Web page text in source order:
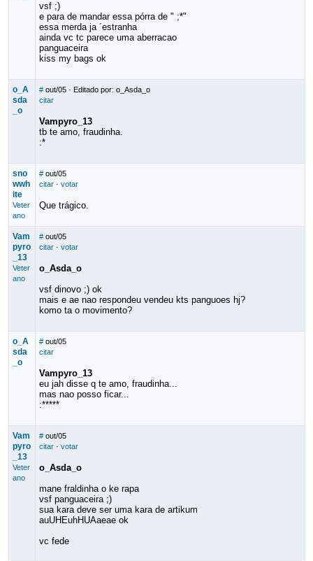
vsf ;)
e para de mandar essa pórra de " ;*"
essa merda ja ´estranha
ainda vc tc parece uma aberracao
panguaceira
kiss my bags ok
o_A
sda
_o
# out/05· Editado por: o_Asda_o
citar
Vampyro_13
tb te amo, fraudinha.
:*
sno
wwh
ite
Veter
ano
# out/05
citar· votar
Que trágico.
Vam
pyro
_13
Veter
ano
# out/05
citar· votar
o_Asda_o
vsf dinovo ;) ok
mais e ae nao respondeu vendeu kts panguoes hj?
komo ta o movimento?
o_A
sda
_o
# out/05
citar
Vampyro_13
eu jah disse q te amo, fraudinha...
mas nao posso ficar...
:*****
Vam
pyro
_13
Veter
ano
# out/05
citar· votar
o_Asda_o
mane fraldinha o ke rapa
vsf panguaceira ;)
sua kara deve ser uma kara de artikum
auUHEuhHUAaeae ok
vc fede